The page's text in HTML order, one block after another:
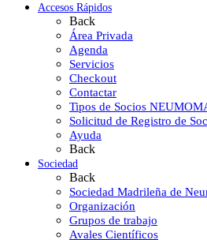
Accesos Rápidos
Back
Área Privada
Agenda
Servicios
Checkout
Contactar
Tipos de Socios
Solicitud de Registro de
Ayuda
Back
Sociedad
Back
Sociedad Madrileña de
Organización
Grupos de trabajo
Avales Científicos